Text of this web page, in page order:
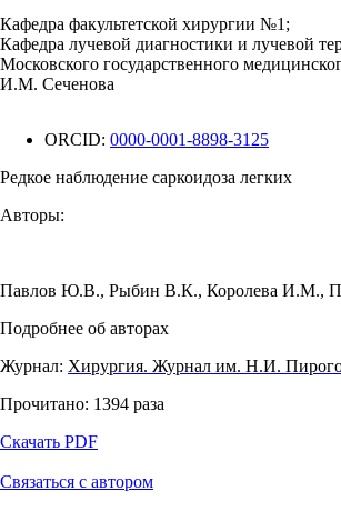
Кафедра факультетской хирургии №1;
Кафедра лучевой диагностики и лучевой
Московского государственного
И.М. Сеченова
ORCID: 0000-0001-8898-3125
Редкое наблюдение саркоидоза легких
Авторы:
Павлов Ю.В., Рыбин В.К., Королева И.М.,
Подробнее об авторах
Журнал: Хирургия. Журнал им. Н.И.
Прочитано: 1394 раза
Скачать PDF
Связаться с автором